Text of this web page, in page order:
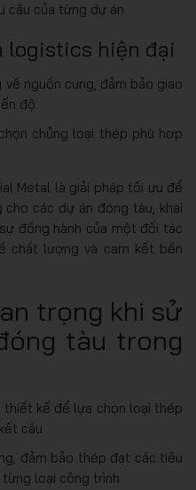
cầu của từng dự án
logistics hiện đại
nguồn cung, đảm bảo giao
độ
chủng loại thép phù hợp
Metal là giải pháp tối ưu để
các dự án đóng tàu, khai
đồng hành của một đối tác
chất lượng và cam kết bền
trọng khi sử
tàu trong
thiết kế để lựa chọn loại thép
cấu
đảm bảo thép đạt các tiêu
loại công trình